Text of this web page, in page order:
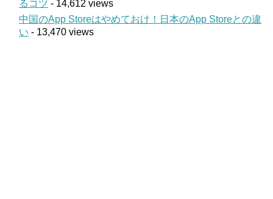
るコツ - 14,612 views
中国のApp Storeはやめておけ！日本のApp Storeとの違
い - 13,470 views